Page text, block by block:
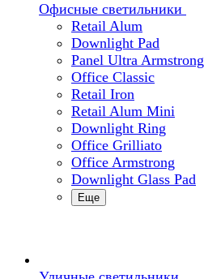
Офисные светильники
Retail Alum
Downlight Pad
Panel Ultra Armstrong
Office Classic
Retail Iron
Retail Alum Mini
Downlight Ring
Office Grilliato
Office Armstrong
Downlight Glass Pad
Еще